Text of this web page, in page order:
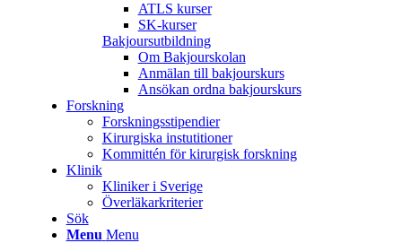
ATLS kurser
SK-kurser
Bakjoursutbildning
Om Bakjourskolan
Anmälan till bakjourskurs
Ansökan ordna bakjourskurs
Forskning
Forskningsstipendier
Kirurgiska instutitioner
Kommittén för kirurgisk forskning
Klinik
Kliniker i Sverige
Överläkarkriterier
Sök
Menu Menu